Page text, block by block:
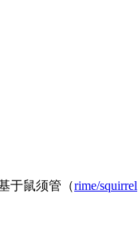
于鼠须管（rime/squirrel